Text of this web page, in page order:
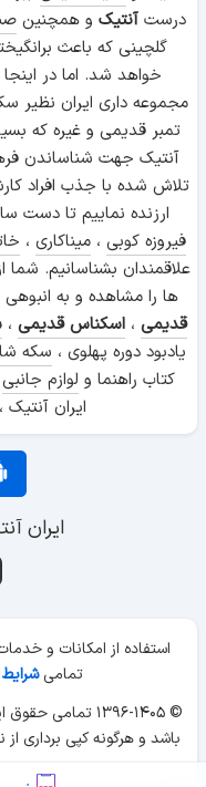
درستآنتیک و همچنین
گلچینی که باعث
خواهد شد. اما در
مجموعه داری ایران نظیر
تمبر قدیمی و غیره که
آنتیک جهت شناساندن
تلاش شده با جذب افراد
ارزنده نماییم تا دست
فیروزه کوبی ،میناکاری ،
علاقمندان بشناسانیم.
ها را مشاهده و به
قدیمی ، اسکناس قدیمی ،
یادبود دوره پهلوی ، سکه
کتاب راهنما و لوازم جانبی
ایران
ایران
استفاده از امکانات و
تمامی
© ۱۳۹۶-۱۴۰۵ تمامی حقوق این وبسایت برای «
باشد و هرگونه کپی برداری